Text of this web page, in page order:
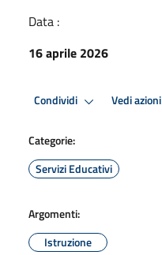
Data :
16 aprile 2026
Condividi Vedi azioni
Categorie:
Servizi Educativi
Argomenti:
Istruzione